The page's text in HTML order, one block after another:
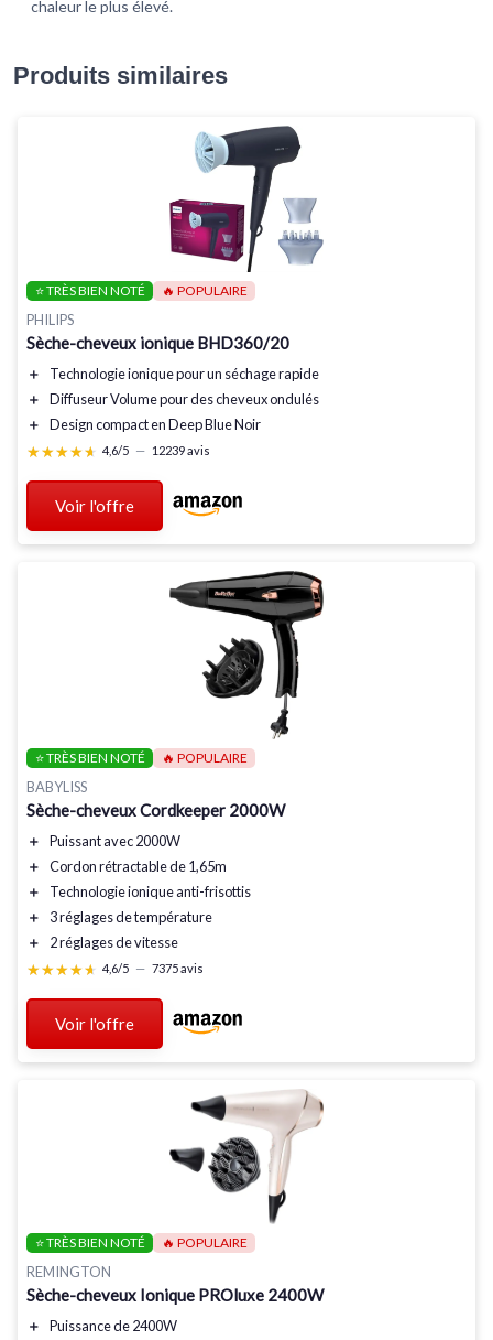
chaleur le plus élevé.
Produits similaires
⭐ TRÈS BIEN NOTÉ 🔥 POPULAIRE
PHILIPS
Sèche-cheveux ionique BHD360/20
＋ Technologie ioniquepour un séchage rapide
＋
Diffuseur Volumepour des cheveux ondulés
＋
Design compacten Deep Blue Noir
★★★★★
★★★★★ 4,6/5 — 12239 avis
Voir l'offre
⭐ TRÈS BIEN NOTÉ 🔥 POPULAIRE
BABYLISS
Sèche-cheveux Cordkeeper 2000W
＋ Puissant avec2000W
＋
Cordon rétractable de1,65m
＋
Technologie ioniqueanti-frisottis
＋
3 réglages de température
＋
2 réglages de vitesse
★★★★★
★★★★★ 4,6/5 — 7375 avis
Voir l'offre
⭐ TRÈS BIEN NOTÉ 🔥 POPULAIRE
REMINGTON
Sèche-cheveux Ionique PROluxe 2400W
＋ Puissance de2400W